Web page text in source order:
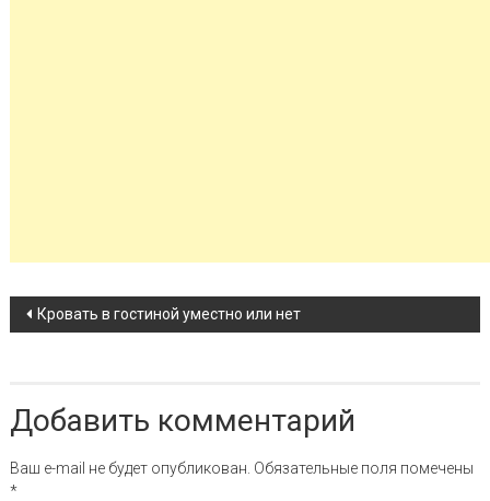
Навигация по записи
Кровать в гостиной уместно или нет
Добавить комментарий
Ваш e-mail не будет опубликован. Обязательные поля помечены
*